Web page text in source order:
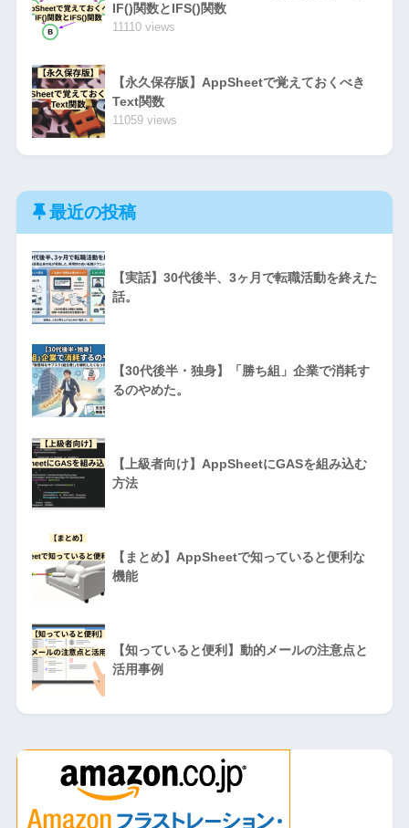
IF()関数とIFS()関数
11110 views
【永久保存版】AppSheetで覚えておくべき
Text関数
11059 views
最近の投稿
【実話】30代後半、3ヶ月で転職活動を終えた
話。
【30代後半・独身】「勝ち組」企業で消耗す
るのやめた。
【上級者向け】AppSheetにGASを組み込む
方法
【まとめ】AppSheetで知っていると便利な
機能
【知っていると便利】動的メールの注意点と
活用事例